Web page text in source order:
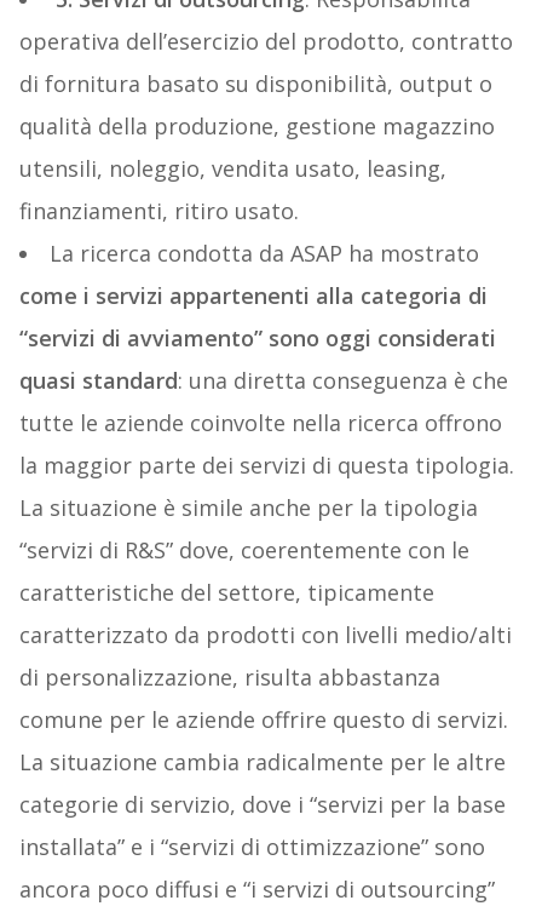
operativa dell’esercizio del prodotto, contratto
di fornitura basato su disponibilità, output o
qualità della produzione, gestione magazzino
utensili, noleggio, vendita usato, leasing,
finanziamenti, ritiro usato.
La ricerca condotta da ASAP ha mostrato
come i servizi appartenenti alla categoria di
“servizi di avviamento” sono oggi considerati
quasi standard: una diretta conseguenza è che
tutte le aziende coinvolte nella ricerca offrono
la maggior parte dei servizi di questa tipologia.
La situazione è simile anche per la tipologia
“servizi di R&S” dove, coerentemente con le
caratteristiche del settore, tipicamente
caratterizzato da prodotti con livelli medio/alti
di personalizzazione, risulta abbastanza
comune per le aziende offrire questo di servizi.
La situazione cambia radicalmente per le altre
categorie di servizio, dove i “servizi per la base
installata” e i “servizi di ottimizzazione” sono
ancora poco diffusi e “i servizi di outsourcing”